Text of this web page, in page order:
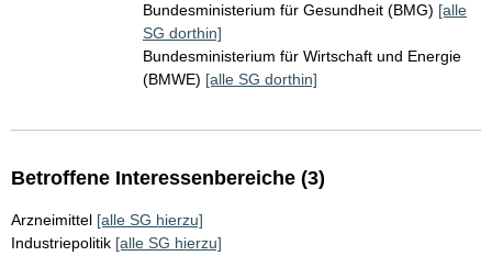
Bundesministerium für Gesundheit (BMG) [alle
SG dorthin]
Bundesministerium für Wirtschaft und Energie
(BMWE) [alle SG dorthin]
Betroffene Interessenbereiche (3)
Arzneimittel [alle SG hierzu]
Industriepolitik [alle SG hierzu]